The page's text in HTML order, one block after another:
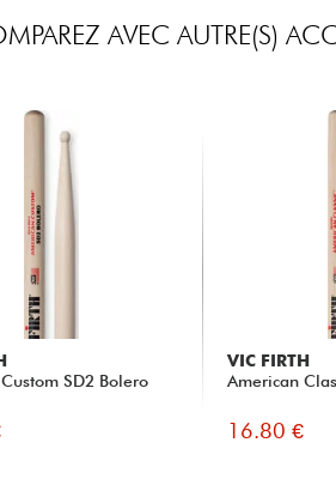
AVEC AUTRE(S)
SD2 Bolero
VIC FIRTH
American
16.80 €